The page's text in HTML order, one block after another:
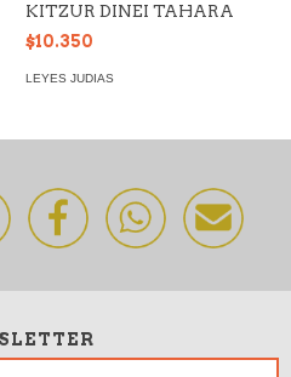
KITZUR DINEI TAHARA
$10.350
LEYES JUDIAS